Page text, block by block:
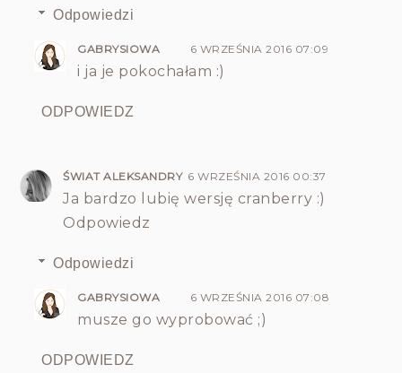
Odpowiedzi
GABRYSIOWA 6 WRZEŚNIA 2016 07:09
i ja je pokochałam :)
ODPOWIEDZ
ŚWIAT ALEKSANDRY 6 WRZEŚNIA 2016 00:37
Ja bardzo lubię wersję cranberry :)
Odpowiedz
Odpowiedzi
GABRYSIOWA 6 WRZEŚNIA 2016 07:08
musze go wyprobować ;)
ODPOWIEDZ